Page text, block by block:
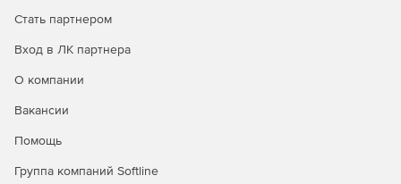
Стать партнером
Вход в ЛК партнера
О компании
Вакансии
Помощь
Группа компаний Softline